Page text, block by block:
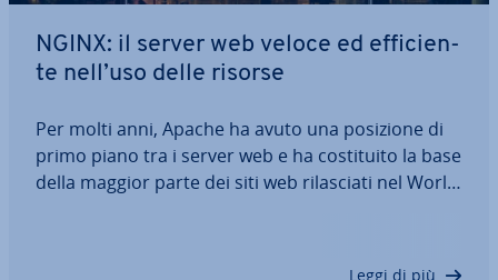
NGINX: il server web veloce ed ef­fi­cien­
te nell’uso delle risorse
Per molti anni, Apache ha avuto una posizione di
primo piano tra i server web e ha co­sti­tui­to la base
della maggior parte dei siti web ri­la­scia­ti nel World
Leggi di più